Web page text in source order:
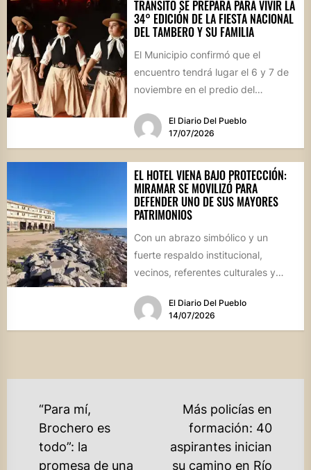
TRÁNSITO SE PREPARA PARA VIVIR LA
34° EDICIÓN DE LA FIESTA NACIONAL
DEL TAMBERO Y SU FAMILIA
El Municipio confirmó que el
encuentro tendrá lugar el 6 y 7 de
noviembre en el predio del
El Diario Del Pueblo
17/07/2026
EL HOTEL VIENA BAJO PROTECCIÓN:
MIRAMAR SE MOVILIZÓ PARA
DEFENDER UNO DE SUS MAYORES
PATRIMONIOS
Con un abrazo simbólico y un
fuerte respaldo institucional,
vecinos, referentes culturales y
Ansenuza visibilizaron la...
El Diario Del Pueblo
14/07/2026
NAVEGACIÓN
ENTRADAS
“Para mí,
Brochero es
todo”: la
promesa de una
Más policías en
formación: 40
aspirantes inician
su camino en Río